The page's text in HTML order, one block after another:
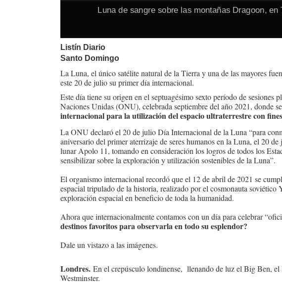
Luna de sangre sobre las montañas Dragoon, en
Listín Diario
Santo Domingo
La Luna, el único satélite natural de la Tierra y una de las mayores
este 20 de julio su primer día internacional.
Este día tiene su origen en el septuagésimo sexto período de sesiones
Naciones Unidas (ONU), celebrada septiembre del año 2021, donde
internacional para la utilización del espacio ultraterrestre con
La ONU declaró el 20 de julio Día Internacional de la Luna “para
aniversario del primer aterrizaje de seres humanos en la Luna, el 20
lunar Apolo 11, tomando en consideración los logros de todos los
sensibilizar sobre la exploración y utilización sostenibles de la Luna”.
El organismo internacional recordó que el 12 de abril de 2021 se
espacial tripulado de la historia, realizado por el cosmonauta
exploración espacial en beneficio de toda la humanidad.
Ahora que internacionalmente contamos con un día para celebrar
destinos favoritos para observarla en todo su esplendor?
Dale un vistazo a las imágenes.
Londres. En el crepúsculo londinense, llenando de luz el Big Ben, el
Westminster.